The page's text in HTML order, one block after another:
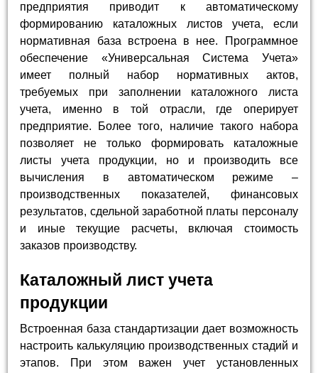
предприятия приводит к автоматическому
формированию каталожных листов учета, если
нормативная база встроена в нее. Программное
обеспечение «Универсальная Система Учета»
имеет полный набор нормативных актов,
требуемых при заполнении каталожного листа
учета, именно в той отрасли, где оперирует
предприятие. Более того, наличие такого набора
позволяет не только формировать каталожные
листы учета продукции, но и производить все
вычисления в автоматическом режиме –
производственных показателей, финансовых
результатов, сдельной заработной платы персоналу
и иные текущие расчеты, включая стоимость
заказов производству.
Каталожный лист учета
продукции
Встроенная база стандартизации дает возможность
настроить калькуляцию производственных стадий и
этапов. При этом важен учет установленных